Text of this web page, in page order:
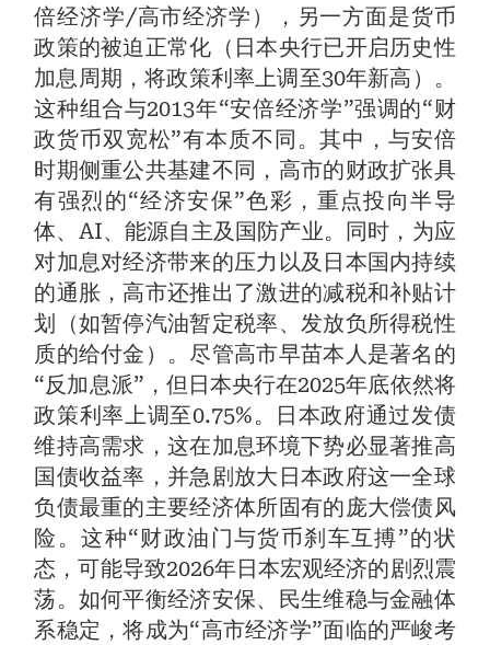
倍经济学/高市经济学），另一方面是货币
政策的被迫正常化（日本央行已开启历史性
加息周期，将政策利率上调至30年新高）。
这种组合与2013年“安倍经济学”强调的“财
政货币双宽松”有本质不同。其中，与安倍
时期侧重公共基建不同，高市的财政扩张具
有强烈的“经济安保”色彩，重点投向半导
体、AI、能源自主及国防产业。同时，为应
对加息对经济带来的压力以及日本国内持续
的通胀，高市还推出了激进的减税和补贴计
划（如暂停汽油暂定税率、发放负所得税性
质的给付金）。尽管高市早苗本人是著名的
“反加息派”，但日本央行在2025年底依然将
政策利率上调至0.75%。日本政府通过发债
维持高需求，这在加息环境下势必显著推高
国债收益率，并急剧放大日本政府这一全球
负债最重的主要经济体所固有的庞大偿债风
险。这种“财政油门与货币刹车互搏”的状
态，可能导致2026年日本宏观经济的剧烈震
荡。如何平衡经济安保、民生维稳与金融体
系稳定，将成为“高市经济学”面临的严峻考